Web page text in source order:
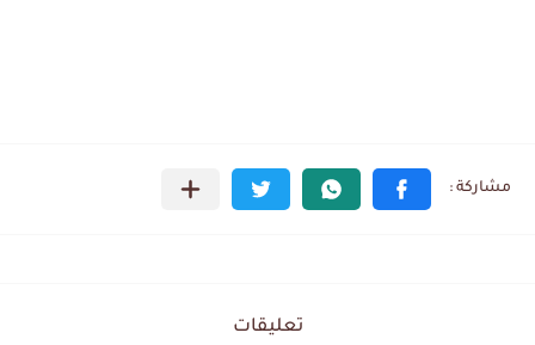
تعليقات